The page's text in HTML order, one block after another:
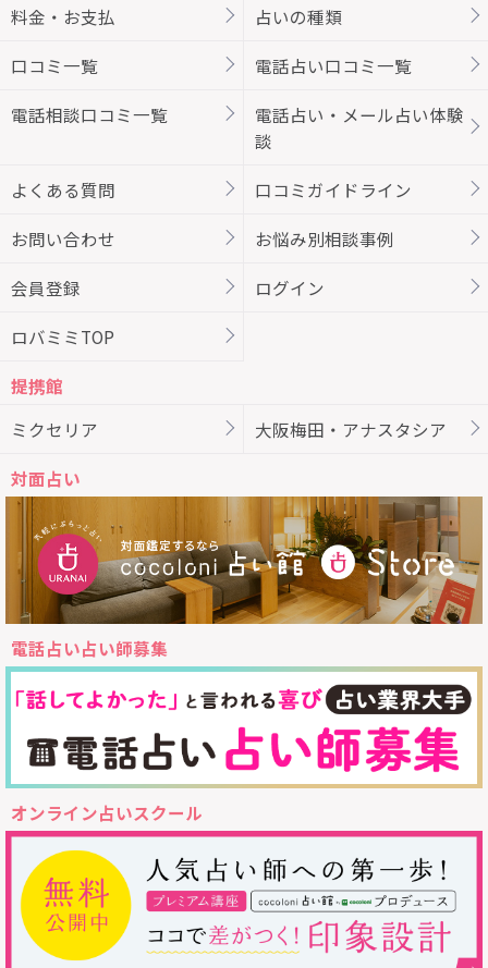
料金・お支払 占いの種類
口コミ一覧 電話占い口コミ一覧
電話相談口コミ一覧
電話占い・メール占い体験
談
よくある質問 口コミガイドライン
お問い合わせ お悩み別相談事例
会員登録 ログイン
ロバミミTOP
提携館
ミクセリア
大阪梅田・アナスタシア
対面占い
電話占い占い師募集
オンライン占いスクール